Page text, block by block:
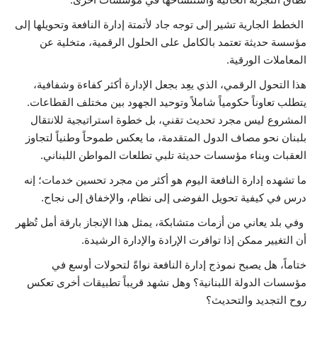
الخطط الجارية تشير إلى توجه جاد لأتمتة إدارة النافعة وتحويلها إلى
مؤسسة حديثة تعتمد بالكامل على الحلول الرقمية، متخلية عن
المعاملات الورقية.
هذا التحول الرقمي، الذي يعِد بجعل الإدارة أكثر كفاءة وشفافية،
يتطلب تعاوناً حكومياً شاملاً وتوحيد الجهود بين مختلف القطاعات.
المشروع ليس مجرد تحديث تقني، بل خطوة استراتيجية للانتقال
بلبنان نحو مصاف الدول المتقدمة، ما يعكس طموحاً وطنياً لتجاوز
العقبات وبناء مؤسسات حديثة تلبي تطلعات المواطن اللبناني.
ما تشهده إدارة النافعة اليوم هو أكثر من مجرد تحسين خدمات؛ إنه
درس في كيفية تحويل الفوضى إلى نظام، والإخفاق إلى نجاح.
وفي بلد يعاني من أزمات متشابكة، يمثل هذا الإنجاز بارقة أمل تُظهر
أن التغيير ممكن إذا توافرت الإرادة والإدارة الرشيدة.
ختاماً، هل يصبح نموذج إدارة النافعة نواةً لتحولات أوسع في
مؤسسات الدولة اللبنانية؟ وهل نشهد قريباً تطبيقات أخرى تعكس
روح التجديد والتحديث؟